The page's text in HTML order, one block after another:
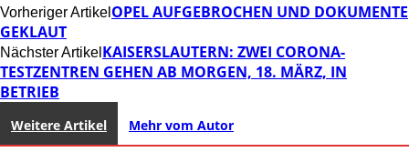
Vorheriger Artikel OPEL AUFGEBROCHEN UND DOKUMENTE
GEKLAUT
Nächster Artikel KAISERSLAUTERN: ZWEI CORONA-
TESTZENTREN GEHEN AB MORGEN, 18. MÄRZ, IN
BETRIEB
Weitere Artikel Mehr vom Autor